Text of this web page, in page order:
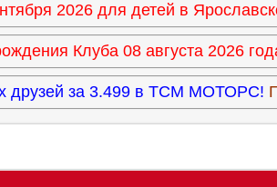
2026 для детей в
Клуба 08 августа 2026
друзей за 3.499 в ТСМ МОТОРС!